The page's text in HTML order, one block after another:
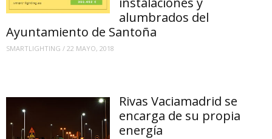
alumbrados del
Ayuntamiento de Santoña
SMARTLIGHTING / 22 MAYO, 2018
Rivas Vaciamadrid se
encarga de su propia
energía